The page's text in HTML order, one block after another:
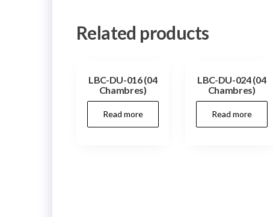
Related products
LBC-DU-016 (04
Chambres)
Read more
LBC-DU-024 (04
Chambres)
Read more